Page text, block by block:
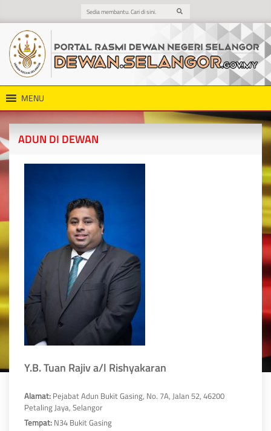
MENU
ADUN DI DEWAN
Y.B. Tuan Rajiv a/l Rishyakaran
Alamat: Pejabat Adun Bukit Gasing, No. 7A, Jalan 52, 46200
Petaling Jaya, Selangor
Tempat: N34 Bukit Gasing